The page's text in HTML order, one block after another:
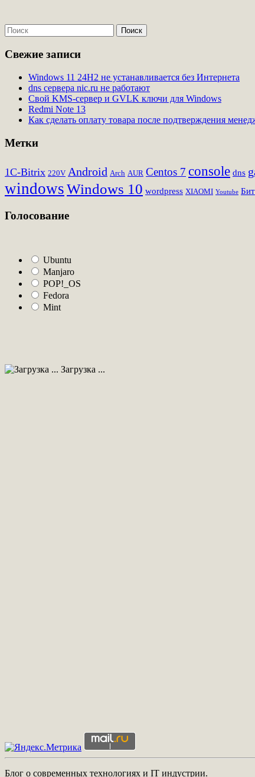
Свежие записи
Windows 11 24H2 не устанавливается без Интернета
dns сервера nic.ru не работают
Свой KMS-сервер и GVLK ключи для Windows
Redmi Note 13
Как сделать оплату товара после подтверждения
Метки
1C-Bitrix 220V Android Arch AUR Centos 7 console dns
windowsWindows 10 wordpress XIAOMI Youtube
Голосование
Ubuntu
Manjaro
POP!_OS
Fedora
Mint
Загрузка ...
Блог о современных технологиях и IT индустрии.